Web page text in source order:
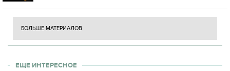
БОЛЬШЕ МАТЕРИАЛОВ
ЕЩЕ ИНТЕРЕСНОЕ